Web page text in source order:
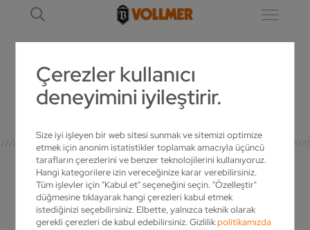
Çerezler kullanıcı
deneyimini iyileştirir.
Size iyi işleyen bir web sitesi sunmak ve sitemizi optimize
etmek için anonim istatistikler toplamak amacıyla üçüncü
tarafların çerezlerini ve benzer teknolojilerini kullanıyoruz.
Hangi kategorilere izin vereceğinize karar verebilirsiniz.
Tüm işlevler için "Kabul et" seçeneğini seçin. "Özelleştir"
düğmesine tıklayarak hangi çerezleri kabul etmek
istediğinizi seçebilirsiniz. Elbette, yalnızca teknik olarak
gerekli çerezleri de kabul edebilirsiniz. Gizlilikpolitikamızda
AYRINTI
İLGILI KIŞI